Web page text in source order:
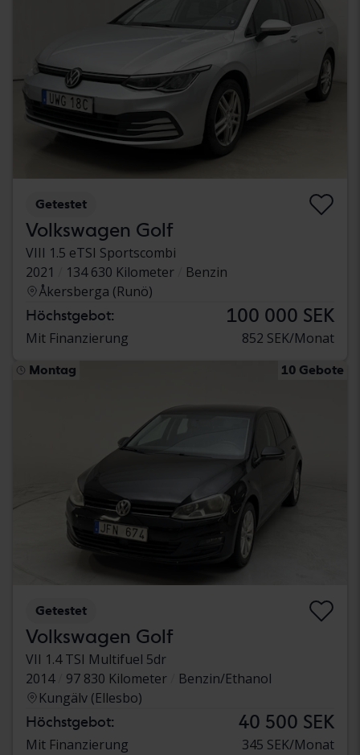
Getestet
Volkswagen Golf
VIII 1.5 eTSI Sportscombi
2021
134 630 Kilometer
Benzin
Åkersberga (Runö)
Höchstgebot: 100 000 SEK
Mit Finanzierung 852 SEK/Monat
Montag 10 Gebote
Getestet
Volkswagen Golf
VII 1.4 TSI Multifuel 5dr
2014
97 830 Kilometer
Benzin/Ethanol
Kungälv (Ellesbo)
Höchstgebot: 40 500 SEK
Mit Finanzierung 345 SEK/Monat